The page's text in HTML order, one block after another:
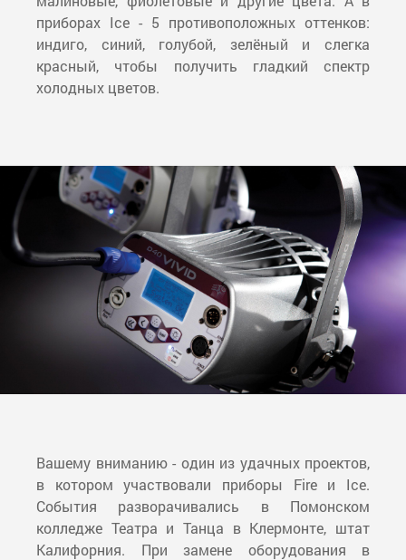
приборах Ice - 5 противоположных оттенков:
индиго, синий, голубой, зелёный и слегка
красный, чтобы получить гладкий спектр
холодных цветов.
Вашему вниманию - один из удачных проектов,
в котором участвовали приборы Fire и Ice.
События разворачивались в Помонском
колледже Театра и Танца в Клермонте, штат
Калифорния. При замене оборудования в